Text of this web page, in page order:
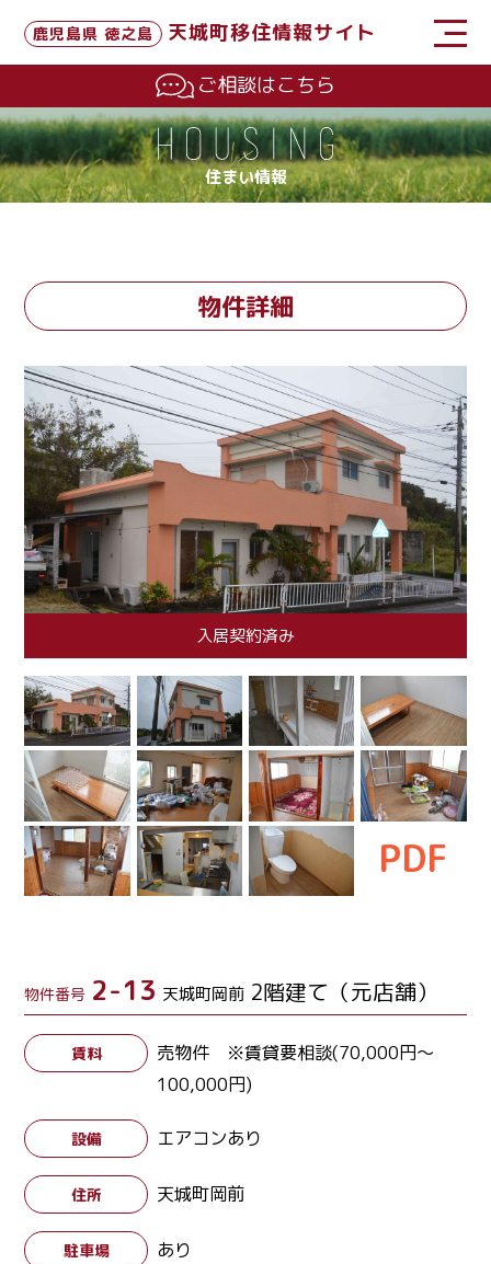
鹿児島県 徳之島
天城町移住情報サイト
ご相談はこちら
住まい情報
物件詳細
入居契約済み
PDF
物件番号 2-13 天城町岡前 2階建て（元店舗）
賃料
売物件 ※賃貸要相談(70,000円～
100,000円)
設備 エアコンあり
住所 天城町岡前
駐車場 あり